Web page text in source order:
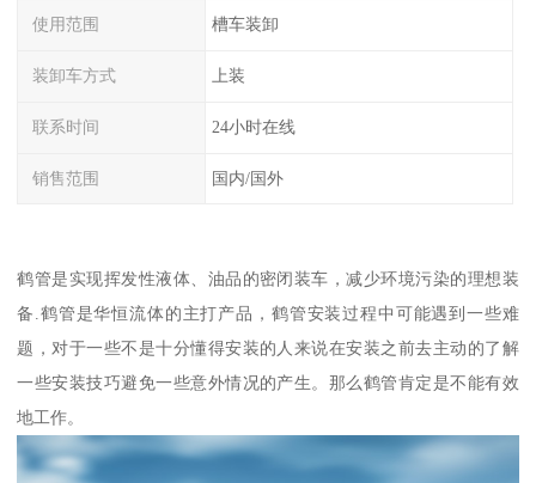
使用范围 槽车装卸
装卸车方式 上装
联系时间 24小时在线
销售范围 国内/国外
鹤管是实现挥发性液体、油品的密闭装车，减少环境污染的理想装
备.鹤管是华恒流体的主打产品，鹤管安装过程中可能遇到一些难
题，对于一些不是十分懂得安装的人来说在安装之前去主动的了解
一些安装技巧避免一些意外情况的产生。那么鹤管肯定是不能有效
地工作。